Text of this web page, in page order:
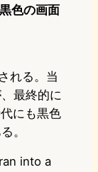
色の画面
れる。当
最終的に
にも黒色
。
into a